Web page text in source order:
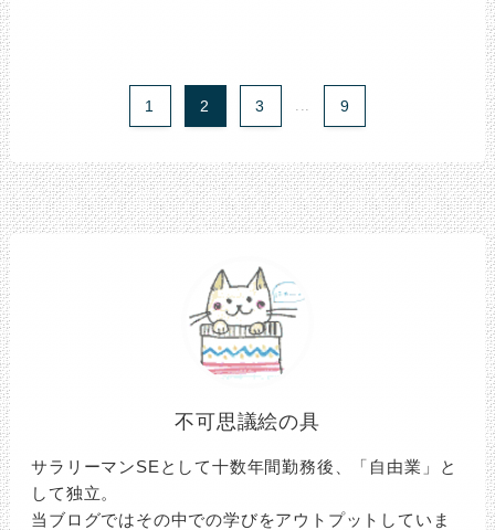
1 2 3 9
不可思議絵の具
サラリーマンSEとして十数年間勤務後、「自由業」と
して独立。
当ブログではその中での学びをアウトプットしていま